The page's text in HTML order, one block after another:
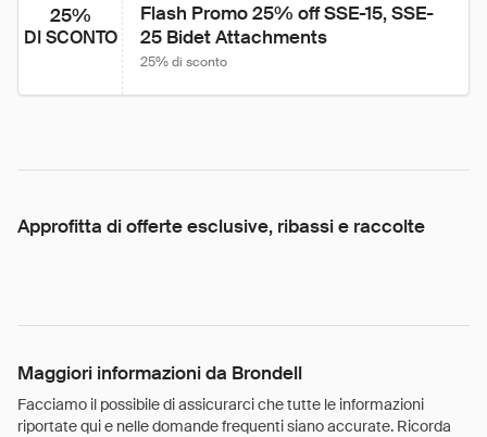
25%
DI SCONTO
Flash Promo 25% off SSE-15, SSE-
25 Bidet Attachments
25% di sconto
Approfitta di offerte esclusive, ribassi e raccolte
Maggiori informazioni da Brondell
Facciamo il possibile di assicurarci che tutte le informazioni
riportate qui e nelle domande frequenti siano accurate. Ricorda